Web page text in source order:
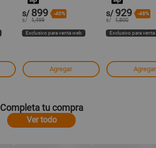
s/ 899 -40%
s/ 1,499
Exclusivo para venta web
Agregar
s/ 929 -48%
s/ 1,800
Exclusivo para
Agregar
Completa tu compra
Ver todo